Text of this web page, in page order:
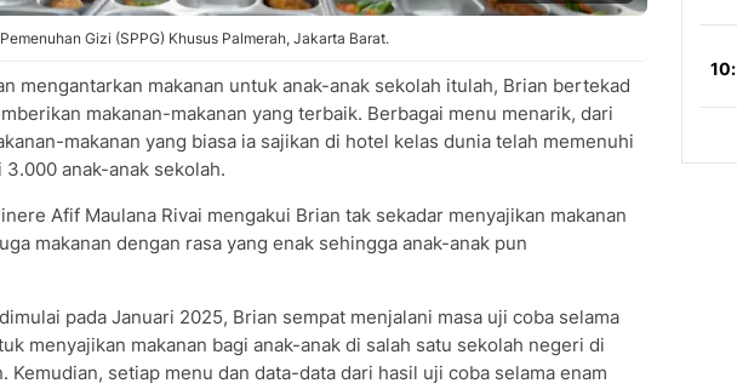
Gizi (SPPG) Khusus Palmerah, Jakarta Barat.
mengantarkan makanan untuk anak-anak sekolah itulah, Brian bertekad
makanan-makanan yang terbaik. Berbagai menu menarik, dari
makanan yang biasa ia sajikan di hotel kelas dunia telah memenuhi
anak-anak sekolah.
Afif Maulana Rivai mengakui Brian tak sekadar menyajikan makanan
makanan dengan rasa yang enak sehingga anak-anak pun
pada Januari 2025, Brian sempat menjalani masa uji coba selama
menyajikan makanan bagi anak-anak di salah satu sekolah negeri di
Kemudian, setiap menu dan data-data dari hasil uji coba selama enam